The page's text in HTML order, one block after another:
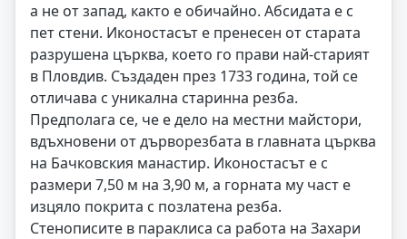
а не от запад, както е обичайно. Абсидата е с
пет стени. Иконостасът е пренесен от старата
разрушена църква, което го прави най-старият
в Пловдив. Създаден през 1733 година, той се
отличава с уникална старинна резба.
Предполага се, че е дело на местни майстори,
вдъхновени от дърворезбата в главната църква
на Бачковския манастир. Иконостасът е с
размери 7,50 м на 3,90 м, а горната му част е
изцяло покрита с позлатена резба.
Стенописите в параклиса са работа на Захари